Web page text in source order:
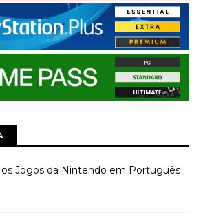
os Jogos da Nintendo em Português